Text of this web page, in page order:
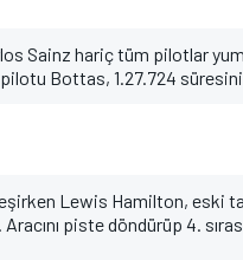
Sainz hariç tüm pilotlar
Bottas, 1.27.724
Lewis Hamilton, eski
piste döndürüp 4.